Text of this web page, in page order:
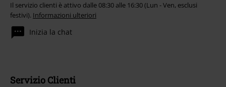
Il servizio clienti è attivo dalle 08:30 alle 16:30 (Lun - Ven, esclusi
festivi). Informazioni ulteriori
Inizia la chat
Servizio Clienti